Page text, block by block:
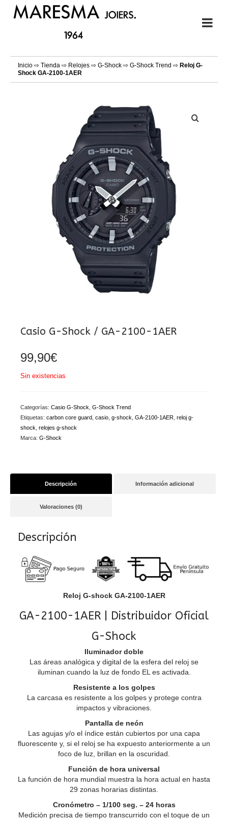
Inicio ⇨ Tienda ⇨ Relojes ⇨ G-Shock ⇨ G-Shock Trend ⇨ Reloj G-
Shock GA-2100-1AER
Casio G-Shock / GA-2100-1AER
99,90€
Sin existencias
Categorías: Casio G-Shock G-Shock Trend
Etiquetas: carbon core guard casio g-shock GA-2100-1AER reloj g-
shock relojes g-shock
Marca: G-Shock
Descripción Información adicional
Valoraciones (0)
Descripción
Reloj G-shock GA-2100-1AER
GA-2100-1AER | Distribuidor Oficial
G-Shock
Iluminador doble
Las áreas analógica y digital de la esfera del reloj se
iluminan cuando la luz de fondo EL es activada.
Resistente a los golpes
La carcasa es resistente a los golpes y protege contra
impactos y vibraciones.
Pantalla de neón
Las agujas y/o el índice están cubiertos por una capa
fluorescente y, si el reloj se ha expuesto anteriormente a un
foco de luz, brillan en la oscuridad.
Función de hora universal
La función de hora mundial muestra la hora actual en hasta
29 zonas horarias distintas.
Cronómetro – 1/100 seg. – 24 horas
Medición precisa de tiempo transcurrido con el toque de un